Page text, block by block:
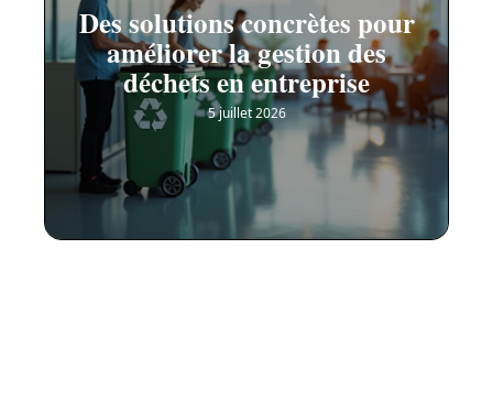
Des solutions concrètes pour
améliorer la gestion des
déchets en entreprise
5 juillet 2026